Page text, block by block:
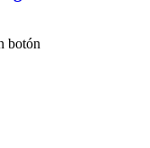
botón